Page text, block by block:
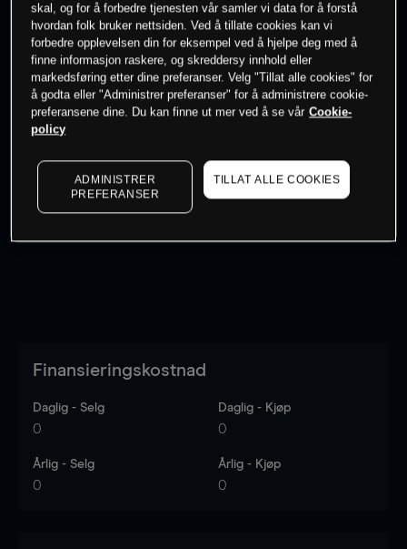
0% av kunder erpå dette instrumentet
Søk om konto
Log in
Finansieringskostnad
Daglig - Selg
0
Daglig - Kjøp
0
Årlig - Selg
0
Årlig - Kjøp
0
skal, og for å forbedre tjenesten vår samler vi data for å forstå
hvordan folk bruker nettsiden. Ved å tillate cookies kan vi
forbedre opplevelsen din for eksempel ved å hjelpe deg med å
finne informasjon raskere, og skreddersy innhold eller
markedsføring etter dine preferanser. Velg "Tillat alle cookies" for
å godta eller "Administrer preferanser" for å administrere cookie-
preferansene dine. Du kan finne ut mer ved å se vår Cookie-
policy
ADMINISTRER
PREFERANSER
TILLAT ALLE COOKIES